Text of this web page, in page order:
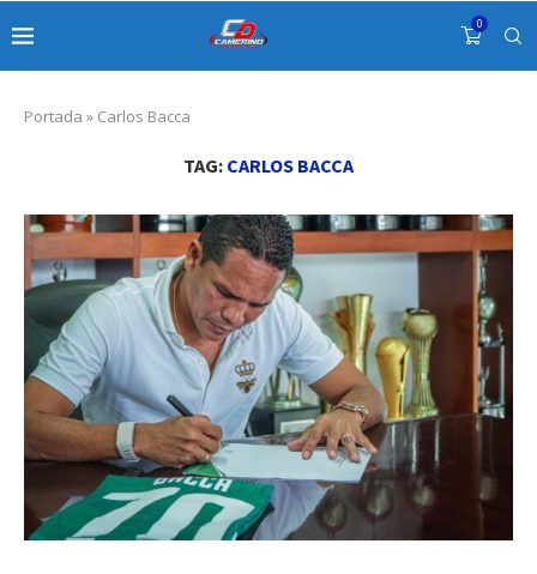
0
Portada » Carlos Bacca
TAG: CARLOS BACCA